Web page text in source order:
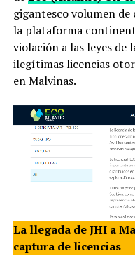
gigantesco volumen
la plataforma
violación a las leyes de
ilegítimas licencias
en Malvinas.
La llegada de JHI a
captura de licencias